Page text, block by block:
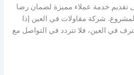
خدمة عملاء مميزة لضمان رضا
شركة مقاولات في العين إذا
في العين، فلا تتردد في التواصل مع